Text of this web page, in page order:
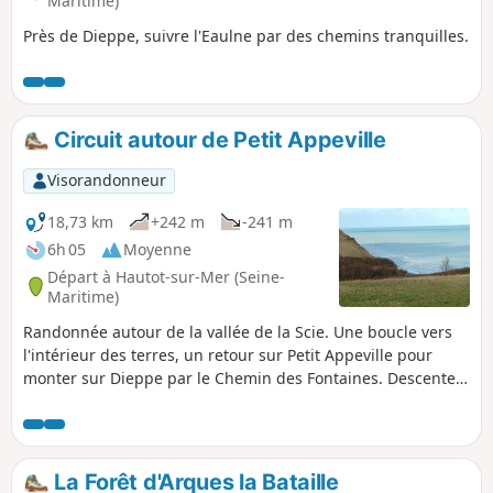
Près de Dieppe, suivre l'Eaulne par des chemins tranquilles.
Circuit autour de Petit Appeville
Visorandonneur
18,73 km
+242 m
-241 m
6h 05
Moyenne
Départ à Hautot-sur-Mer (Seine-
Maritime)
Randonnée autour de la vallée de la Scie. Une boucle vers
l'intérieur des terres, un retour sur Petit Appeville pour
monter sur Dieppe par le Chemin des Fontaines. Descente
finit dans le bois d'Hautot, pour cueillir les jonquilles au
mois de mars.
La Forêt d'Arques la Bataille